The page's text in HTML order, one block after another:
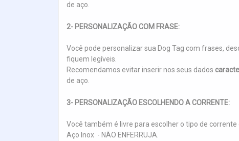
de aço.
2- PERSONALIZAÇÃO COM FRASE:
Você pode personalizar sua Dog Tag com frases,
fiquem legíveis.
Recomendamos evitar inserir nos seus dados
de aço.
3- PERSONALIZAÇÃO ESCOLHENDO A CORRENTE:
Você também é livre para escolher o tipo de
Aço Inox - NÃO ENFERRUJA.